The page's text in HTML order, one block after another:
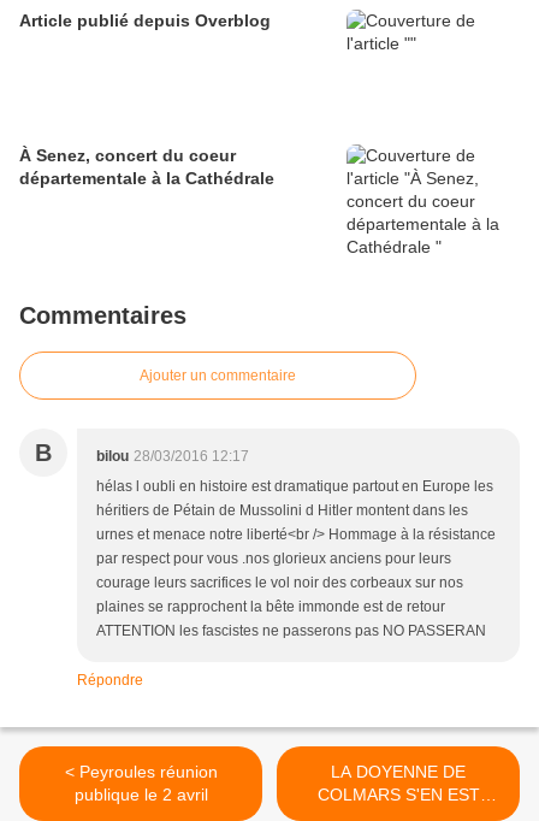
Article publié depuis Overblog
À Senez, concert du coeur
départementale à la Cathédrale
Commentaires
Ajouter un commentaire
B bilou 28/03/2016 12:17
hélas l oubli en histoire est dramatique partout en Europe les
héritiers de Pétain de Mussolini d Hitler montent dans les
urnes et menace notre liberté<br /> Hommage à la résistance
par respect pour vous .nos glorieux anciens pour leurs
courage leurs sacrifices le vol noir des corbeaux sur nos
plaines se rapprochent la bête immonde est de retour
ATTENTION les fascistes ne passerons pas NO PASSERAN
Répondre
< Peyroules réunion
publique le 2 avril
LA DOYENNE DE
COLMARS S'EN EST